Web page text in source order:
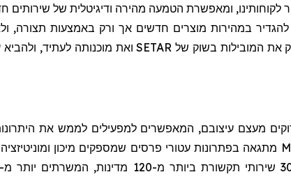
לקוחותינו, ומאפשרת הטמעה מהירה ודיגיטלית של
במהירות מוצרים חדשים אך ורק באמצעות תצורה,
את המובילות בשוק של SETARואת מוכנותה לעתיד, ולהביא
מעצם עיצובם, המאפשרים למפעילים לממש את
מתגאה בפתרונות עטורי פרסים שמספקים מיכון